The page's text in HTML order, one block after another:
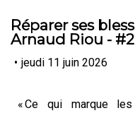
Réparer ses
Arnaud Riou -
• jeudi 11 juin 2026
« Ce qui marque